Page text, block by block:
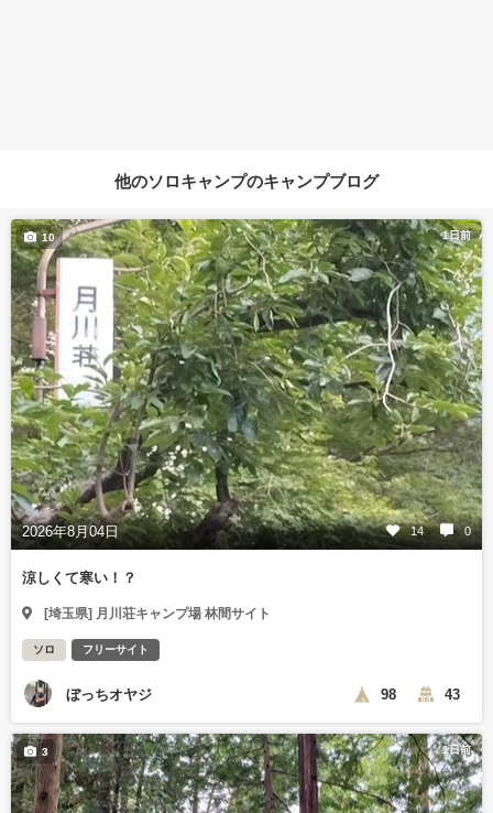
他のソロキャンプのキャンプブログ
1日前
2026年8月04日 14 0
10
涼しくて寒い！？
[埼玉県] 月川荘キャンプ場 林間サイト
ソロ フリーサイト
ぼっちオヤジ 98 43
1日前
3